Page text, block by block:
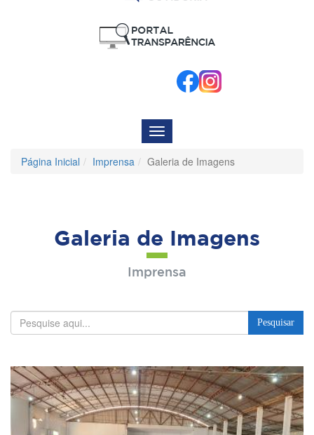
Menu
de
Navegação
Página Inicial Imprensa Galeria de Imagens
Galeria de Imagens
Imprensa
Pesquisar